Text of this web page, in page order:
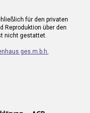
für den privaten
Reproduktion über den
nicht gestattet.
ges.m.b.h.